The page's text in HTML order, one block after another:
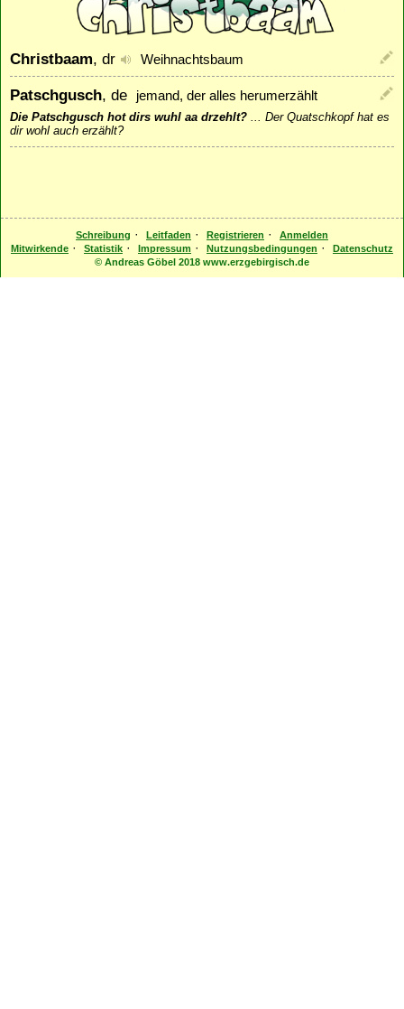
Christbaam, dr Weihnachtsbaum
Patschgusch, de jemand, der alles herumerzählt
Die Patschgusch hot dirs wuhl aa drzehlt? ... Der Quatschkopf hat es
dir wohl auch erzählt?
Schreibung · Leitfaden · Registrieren ·
Anmelden
Mitwirkende · Statistik · Impressum · Nutzungsbedingungen ·
Datenschutz
© Andreas Göbel 2018 www.erzgebirgisch.de